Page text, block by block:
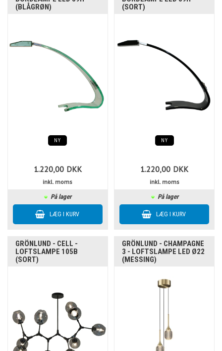
(BLÅGRØN)
NY
1.220,00 DKK
inkl. moms
På lager
(SORT)
NY
1.220,00 DKK
inkl. moms
På lager
GRÖNLUND - CELL -
LOFTSLAMPE 105B
(SORT)
GRÖNLUND - CHAMPAGNE
3 - LOFTSLAMPE LED Ø22
(MESSING)